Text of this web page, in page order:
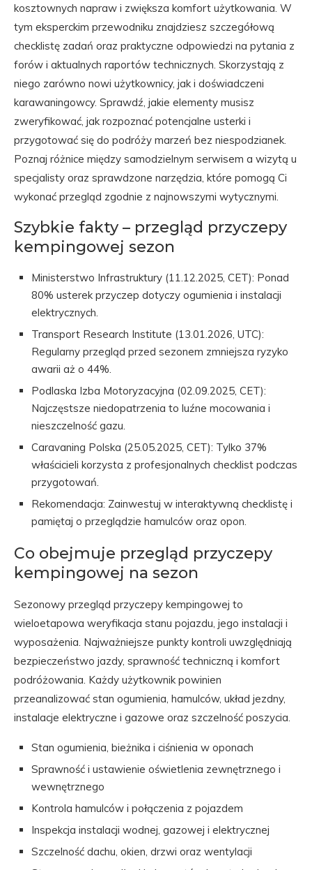
kosztownych napraw i zwiększa komfort użytkowania. W
tym eksperckim przewodniku znajdziesz szczegółową
checklistę zadań oraz praktyczne odpowiedzi na pytania z
forów i aktualnych raportów technicznych. Skorzystają z
niego zarówno nowi użytkownicy, jak i doświadczeni
karawaningowcy. Sprawdź, jakie elementy musisz
zweryfikować, jak rozpoznać potencjalne usterki i
przygotować się do podróży marzeń bez niespodzianek.
Poznaj różnice między samodzielnym serwisem a wizytą u
specjalisty oraz sprawdzone narzędzia, które pomogą Ci
wykonać przegląd zgodnie z najnowszymi wytycznymi.
Szybkie fakty – przegląd przyczepy
kempingowej sezon
Ministerstwo Infrastruktury (11.12.2025, CET): Ponad
80% usterek przyczep dotyczy ogumienia i instalacji
elektrycznych.
Transport Research Institute (13.01.2026, UTC):
Regularny przegląd przed sezonem zmniejsza ryzyko
awarii aż o 44%.
Podlaska Izba Motoryzacyjna (02.09.2025, CET):
Najczęstsze niedopatrzenia to luźne mocowania i
nieszczelność gazu.
Caravaning Polska (25.05.2025, CET): Tylko 37%
właścicieli korzysta z profesjonalnych checklist podczas
przygotowań.
Rekomendacja: Zainwestuj w interaktywną checklistę i
pamiętaj o przeglądzie hamulców oraz opon.
Co obejmuje przegląd przyczepy
kempingowej na sezon
Sezonowy przegląd przyczepy kempingowej to
wieloetapowa weryfikacja stanu pojazdu, jego instalacji i
wyposażenia. Najważniejsze punkty kontroli uwzględniają
bezpieczeństwo jazdy, sprawność techniczną i komfort
podróżowania. Każdy użytkownik powinien
przeanalizować stan ogumienia, hamulców, układ jezdny,
instalacje elektryczne i gazowe oraz szczelność poszycia.
Stan ogumienia, bieżnika i ciśnienia w oponach
Sprawność i ustawienie oświetlenia zewnętrznego i
wewnętrznego
Kontrola hamulców i połączenia z pojazdem
Inspekcja instalacji wodnej, gazowej i elektrycznej
Szczelność dachu, okien, drzwi oraz wentylacji